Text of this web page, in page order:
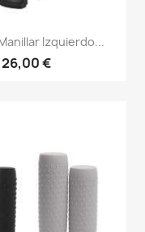
rápida
Izquierdo...
26,00 €